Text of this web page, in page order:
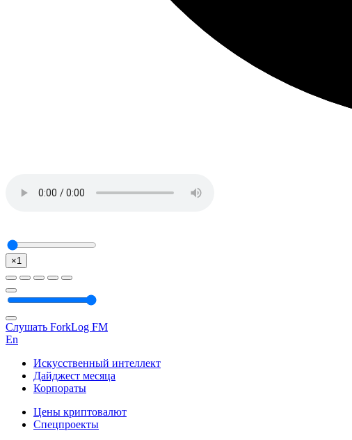
×1
Слушать ForkLog FM
En
Искусственный интеллект
Дайджест месяца
Корпораты
Цены криптовалют
Спецпроекты